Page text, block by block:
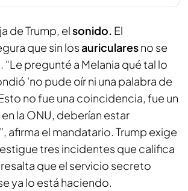
de Trump, elsonido. El
que sin losauricularesno se
“Le pregunté a Melania qué tal lo
'no pude oír ni una palabra de
no fue una coincidencia, fue un
la ONU, deberían estar
afirma el mandatario. Trump exige
tres incidentes que califica
que el servicio secreto
ya lo está haciendo.